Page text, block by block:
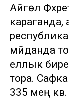
Айгөл
мәйданда
еллык
тора.
335 мең